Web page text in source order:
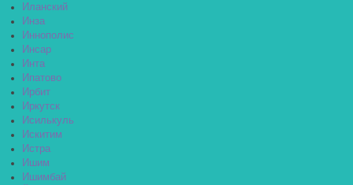
Иланский
Инза
Иннополис
Инсар
Инта
Ипатово
Ирбит
Иркутск
Исилькуль
Искитим
Истра
Ишим
Ишимбай